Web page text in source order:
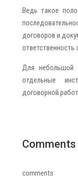
Ведь такое
договоров и
Для небольшой
отдельные
договорной
Comments
comments